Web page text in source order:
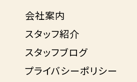
会社案内
スタッフ紹介
スタッフブログ
プライバシーポリシー